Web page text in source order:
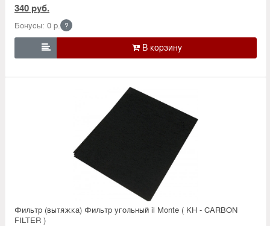
340 руб.
Бонусы: 0 р. ?

Фильтр (вытяжка) Фильтр угольный il Monte ( KH - CARBON
FILTER )